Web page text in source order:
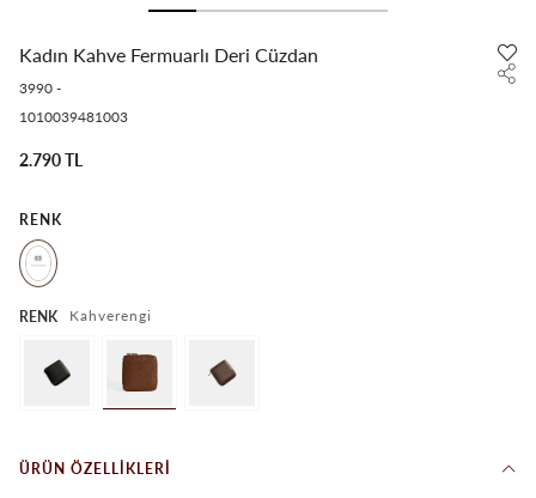
Kadın Kahve Fermuarlı Deri Cüzdan
3990 -
1010039481003
2.790 TL
RENK
RENK Kahverengi
ÜRÜN ÖZELLIKLERI